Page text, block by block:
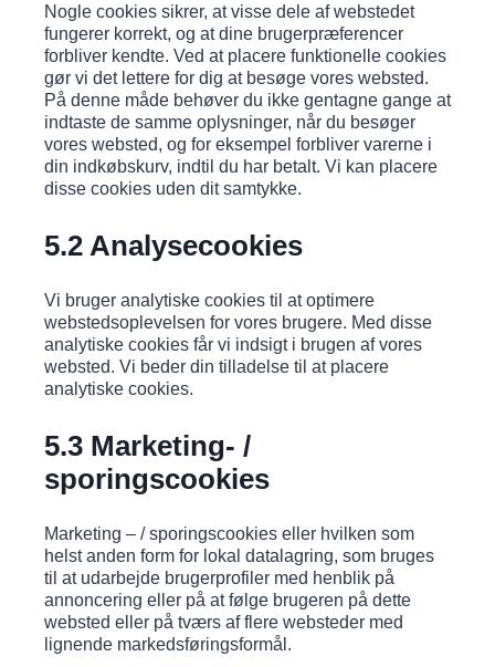
Nogle cookies sikrer, at visse dele af webstedet
fungerer korrekt, og at dine brugerpræferencer
forbliver kendte. Ved at placere funktionelle cookies
gør vi det lettere for dig at besøge vores websted.
På denne måde behøver du ikke gentagne gange at
indtaste de samme oplysninger, når du besøger
vores websted, og for eksempel forbliver varerne i
din indkøbskurv, indtil du har betalt. Vi kan placere
disse cookies uden dit samtykke.
5.2 Analysecookies
Vi bruger analytiske cookies til at optimere
webstedsoplevelsen for vores brugere. Med disse
analytiske cookies får vi indsigt i brugen af ​​vores
websted. Vi beder din tilladelse til at placere
analytiske cookies.
5.3 Marketing- /
sporingscookies
Marketing – / sporingscookies eller hvilken som
helst anden form for lokal datalagring, som bruges
til at udarbejde brugerprofiler med henblik på
annoncering eller på at følge brugeren på dette
websted eller på tværs af flere websteder med
lignende markedsføringsformål.